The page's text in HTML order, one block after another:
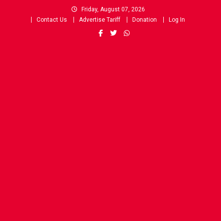
Friday, August 07, 2026
Contact Us
Advertise Tariff Donation Log In